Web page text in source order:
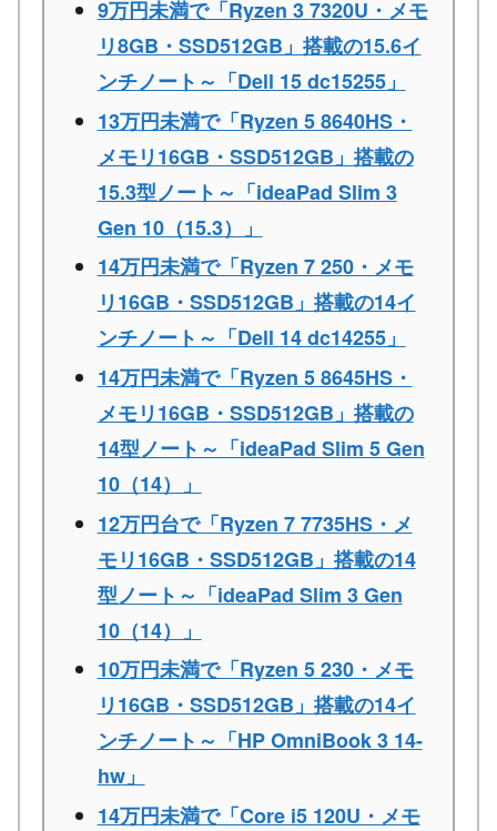
9万円未満で「Ryzen 3 7320U・メモ
リ8GB・SSD512GB」搭載の15.6イ
ンチノート～「Dell 15 dc15255」
13万円未満で「Ryzen 5 8640HS・
メモリ16GB・SSD512GB」搭載の
15.3型ノート～「ideaPad Slim 3
Gen 10（15.3）」
14万円未満で「Ryzen 7 250・メモ
リ16GB・SSD512GB」搭載の14イ
ンチノート～「Dell 14 dc14255」
14万円未満で「Ryzen 5 8645HS・
メモリ16GB・SSD512GB」搭載の
14型ノート～「ideaPad Slim 5 Gen
10（14）」
12万円台で「Ryzen 7 7735HS・メ
モリ16GB・SSD512GB」搭載の14
型ノート～「ideaPad Slim 3 Gen
10（14）」
10万円未満で「Ryzen 5 230・メモ
リ16GB・SSD512GB」搭載の14イ
ンチノート～「HP OmniBook 3 14-
hw」
14万円未満で「Core i5 120U・メモ